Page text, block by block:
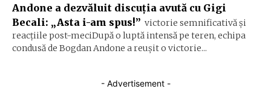
Andone a dezvăluit discuția avută cu Gigi
Becali: „Asta i-am spus!” victorie semnificativă și
reacțiile post-meciDupă o luptă intensă pe teren, echipa
condusă de Bogdan Andone a reușit o victorie...
- Advertisement -